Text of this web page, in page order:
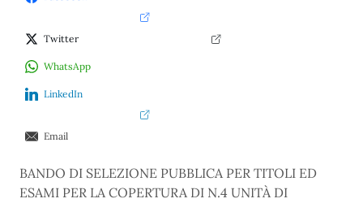
Twitter
WhatsApp
LinkedIn
Email
BANDO DI SELEZIONE PUBBLICA PER TITOLI ED
ESAMI PER LA COPERTURA DI N.4 UNITÀ DI